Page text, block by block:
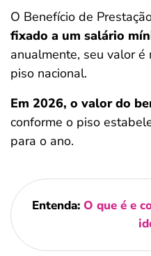
O Benefício de
fixado a um salário
anualmente, seu valor
piso nacional.
Em 2026, o valor do
conforme o piso
para o ano.
Entenda: O que é e